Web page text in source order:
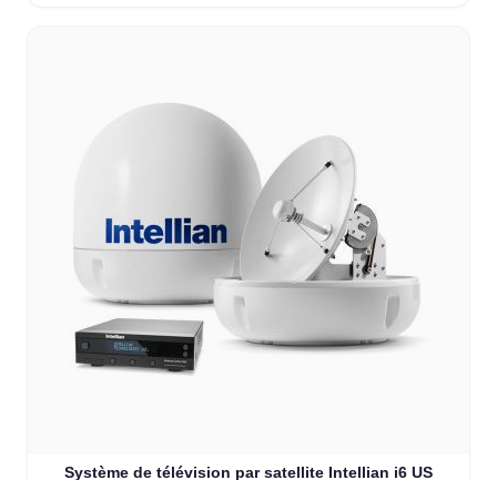
Système de télévision par satellite Intellian i6 US